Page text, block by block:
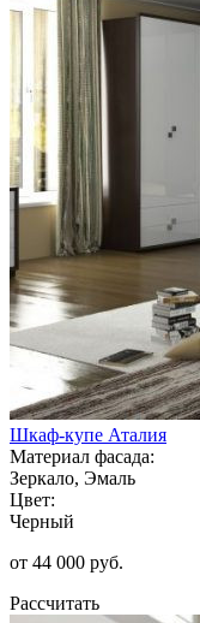
Шкаф-купе Аталия
Материал фасада:
Зеркало, Эмаль
Цвет:
Черный
от 44 000 руб.
Рассчитать